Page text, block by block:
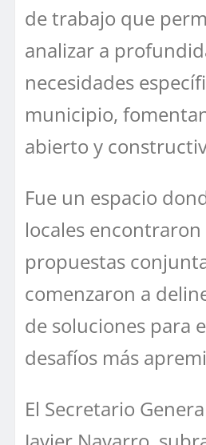
de trabajo que
analizar a
necesidades
municipio,
abierto y
Fue un espacio
locales encontraron
propuestas
comenzaron a
de soluciones para
desafíos más
El Secretario